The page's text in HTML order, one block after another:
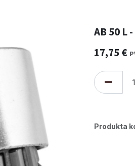
AB 50 L
17,75€
Produkta